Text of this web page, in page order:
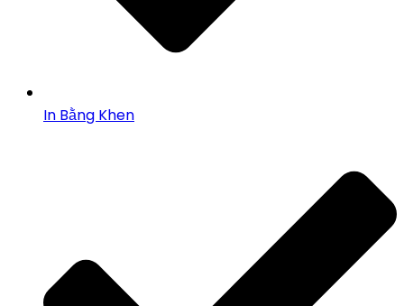
In Bằng Khen